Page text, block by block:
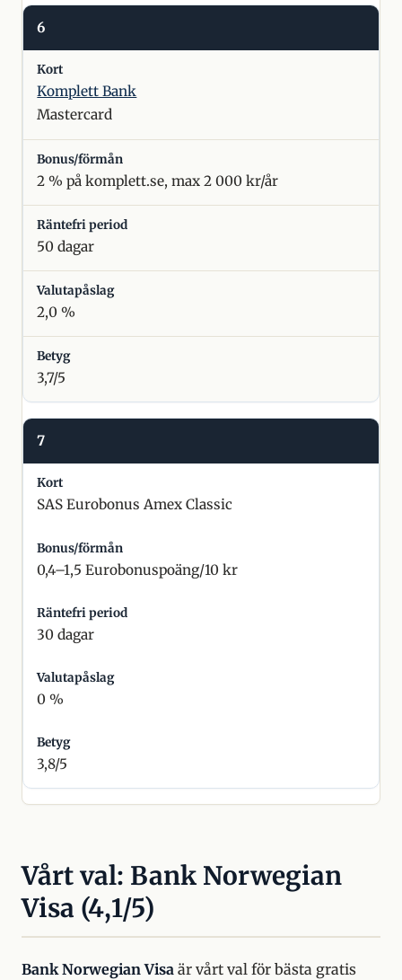
6
Komplett Bank
Mastercard
2 % på komplett.se, max 2 000 kr/år
50 dagar
2,0 %
3,7/5
7
SAS Eurobonus Amex Classic
0,4–1,5 Eurobonuspoäng/10 kr
30 dagar
0 %
3,8/5
Vårt val: Bank Norwegian
Visa (4,1/5)
Bank Norwegian Visa är vårt val för bästa gratis